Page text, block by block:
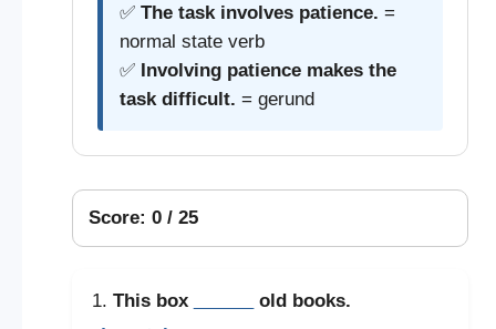
✅ The task involves patience. =
normal state verb
✅ Involving patience makes the
task difficult. = gerund
Score: 0 / 25
1. This box
old books.